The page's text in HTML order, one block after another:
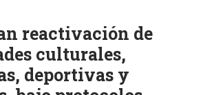
reactivación de
culturales,
deportivas y